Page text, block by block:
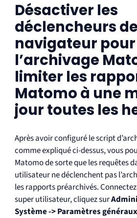
Désactiver les
déclencheurs de
navigateur pour
l’archivage
limiter les
Matomo à une
jour toutes les
Après avoir configuré le script
comme expliqué ci-dessus, vous
Matomo de sorte que les requêtes
utilisateur ne déclenchent pas
les rapports préarchivés.
super utilisateur, cliquez sur
Système -> Paramètres généraux